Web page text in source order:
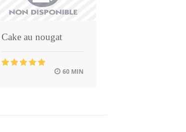
Cake au nougat
60 MIN